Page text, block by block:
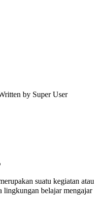
by Super User
suatu kegiatan atau
lingkungan belajar mengajar